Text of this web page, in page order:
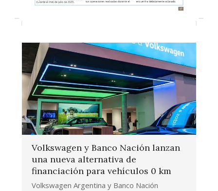
Volkswagen y Banco Nación lanzan
una nueva alternativa de
financiación para vehículos 0 km
Volkswagen Argentina y Banco Nación